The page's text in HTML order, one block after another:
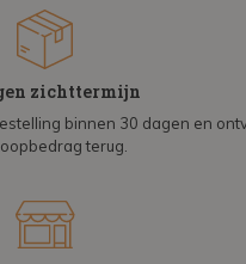
zichttermijn
binnen 30 dagen en
terug.